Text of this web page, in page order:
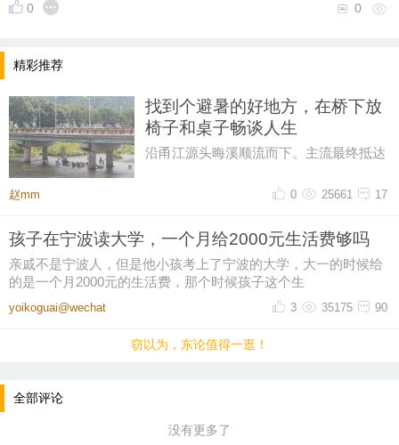
0 0
精彩推荐
找到个避暑的好地方，在桥下放
椅子和桌子畅谈人生
沿甬江源头晦溪顺流而下。主流最终抵达
家水利风景区。由于“晦溪
赵mm 17
25661
0
孩子在宁波读大学，一个月给2000元生活费够吗
亲戚不是宁波人，但是他小孩考上了宁波的大学，大一的时候给
的是一个月2000元的生活费，那个时候孩子这个生
yoikoguai@wechat 90
35175
3
窃以为，东论值得一逛！
全部评论
没有更多了